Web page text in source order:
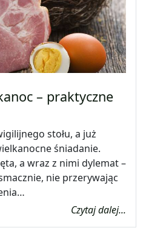
– praktyczne
stołu, a już
śniadanie.
a wraz z nimi dylemat –
nie przerywając
Czytaj dalej...